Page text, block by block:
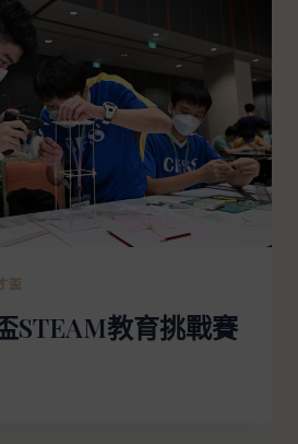
盃
STEAM教育挑戰賽